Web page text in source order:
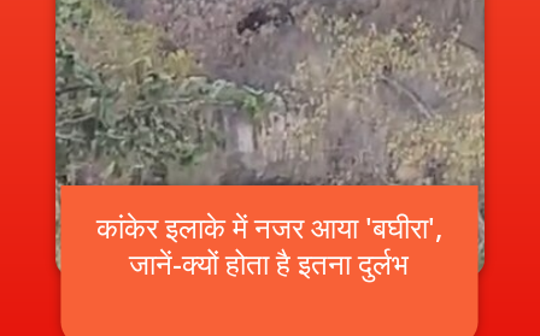
कांकेर इलाके में नजर आया 'बघीरा',
जानें-क्यों होता है इतना दुर्लभ